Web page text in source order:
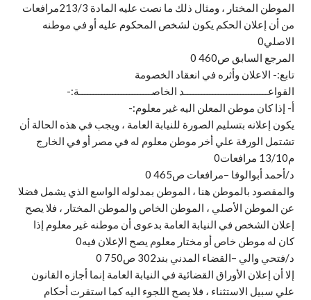
الموطن المختار ، ومثال ذلك ما نصت عليه المادة 213/3مرافعات
من أن إعلان الحكم يكون لشخص المحكوم عليه أو في موطنه
الاصلي0
المرجع السابق ص460 0
تابع:- الاعلان وأثره في انعقاد الخصومة
القواعــــــــــــــــــــــــــــــد الخاصــــــــــــــــــــــــــة:-
أ‌- إذا كان موطن المعلن اليه غير معلوم:-
يكون إعلانه بتسليم الصورة للنيابة العامة ، ويجب في هذه الحالة أن
تشتمل الورقة علي أخر موطن معلوم له في مصر أو في الخارج
م13/10 مرافعات0
د/أحمد أبوالوفا –مرافعات ص465 0
والمقصود بالموطن هنا ، الموطن بمدلوله الواسع الذي يشمل فضلا
عن الموطن الأصلي ، الموطن الخاص والموطن المختار ، فلا يصح
إعلان الشخص في النيابة العامة بدعوى أن موطنه غير معلوم إذا
كان له موطن خاص أو مختار معلوم يصح الإعلان فيه0
د/فتحي والي –القضاء المدني بند302 ص750 0
إلا أن إعلان الأوراق القضائية في النيابة العامة إنما أجازه القانون
علي سبيل الاستثناء ، فلا يصح اللجوء اليه كما استقرت أحكام